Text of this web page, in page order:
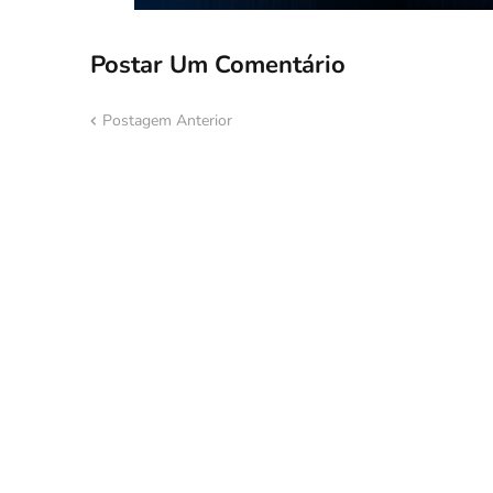
Postar Um Comentário
Postagem Anterior